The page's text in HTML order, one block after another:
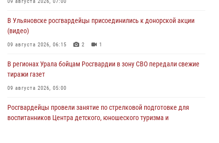
В Ульяновске росгвардейцы присоединились к донорской акции
(видео)
09 августа 2026, 06:15 2 1
В регионах Урала бойцам Росгвардии в зону СВО передали свежие
тиражи газет
09 августа 2026, 05:00
Росгвардейцы провели занятие по стрелковой подготовке для
воспитанников Центра детского, юношеского туризма и